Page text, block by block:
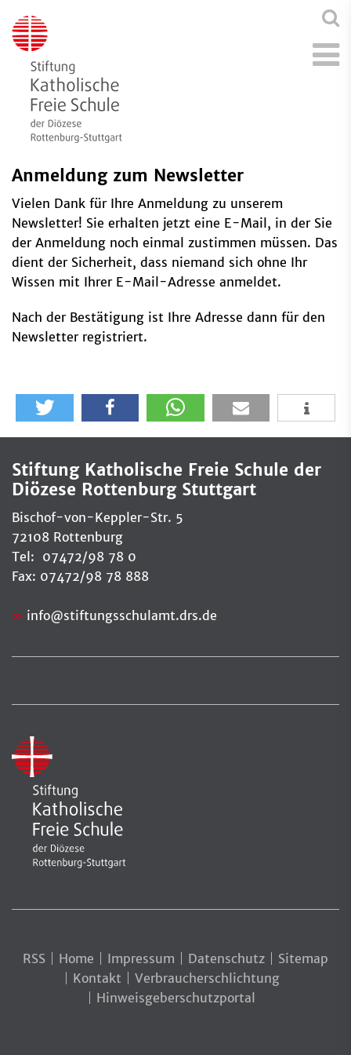
Anmeldung zum Newsletter
Vielen Dank für Ihre Anmeldung zu unserem
Newsletter! Sie erhalten jetzt eine E-Mail, in der Sie
der Anmeldung noch einmal zustimmen müssen. Das
dient der Sicherheit, dass niemand sich ohne Ihr
Wissen mit Ihrer E-Mail-Adresse anmeldet.
Nach der Bestätigung ist Ihre Adresse dann für den
Newsletter registriert.
Stiftung Katholische Freie Schule der
Diözese Rottenburg Stuttgart
Bischof-von-Keppler-Str. 5
72108 Rottenburg
Tel: 07472/98 78 0
Fax: 07472/98 78 888
info@stiftungsschulamt.drs.de
RSS Home Impressum Datenschutz
Sitemap
Kontakt
Verbraucherschlichtung
Hinweisgeberschutzportal